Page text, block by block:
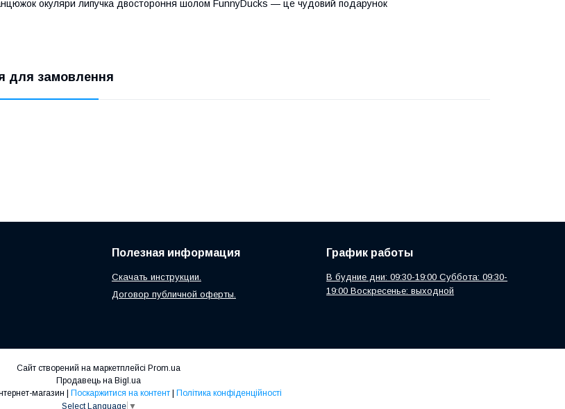
окуляри липучка двостороння шолом FunnyDucks — це чудовий подарунок
для замовлення
Полезная информация
Скачать инструкции.
Договор публичной оферты.
График работы
В будние дни: 09:30-19:00 Суббота: 09:30-
19:00 Воскресенье: выходной
Сайт створений на маркетплейсі Prom.ua
Продавець на Bigl.ua
Поскаржитися на контент
Політика конфіденційності
Select Language ▼